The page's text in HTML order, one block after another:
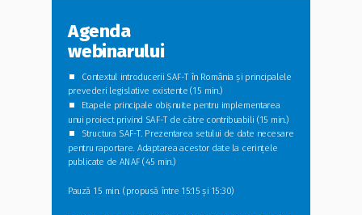
⏹
Contextul introducerii SAF-T în România și principalele
prevederi legislative existente (15 min.)
⏹
Etapele principale obișnuite pentru implementarea
unui proiect privind SAF-T de către contribuabili (15 min.)
⏹
Structura SAF-T. Prezentarea setului de date necesare
pentru raportare. Adaptarea acestor date la cerințele
publicate de ANAF (45 min.)
Pauză 15 min. (propusă între 15:15 și 15:30)
Agenda
webinarului